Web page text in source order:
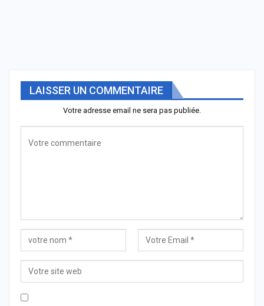
LAISSER UN COMMENTAIRE
Votre adresse email ne sera pas publiée.